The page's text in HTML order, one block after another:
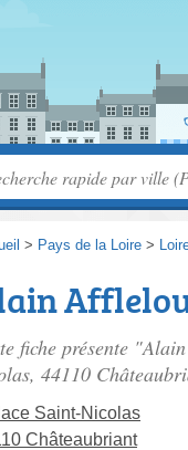
> Pays de la Loire >
fiche présente
, 44110
Saint-Nicolas
Châteaubriant